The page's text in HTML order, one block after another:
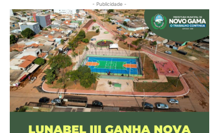
- Publicidade -